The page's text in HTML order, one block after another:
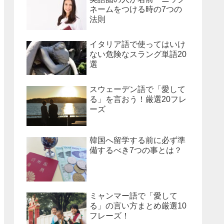
ネームをつける時の7つの
法則
イタリア語で使ってはいけ
ない危険なスラング単語20
選
スウェーデン語で「愛して
る」を言おう！厳選20フレ
ーズ
韓国へ留学する前に必ず準
備するべき7つの事とは？
ミャンマー語で「愛して
る」の言い方まとめ厳選10
フレーズ！